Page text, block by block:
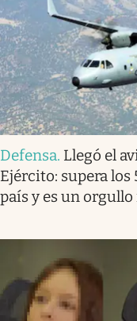
Defensa. Llegó el
Ejército: supera
país y es un